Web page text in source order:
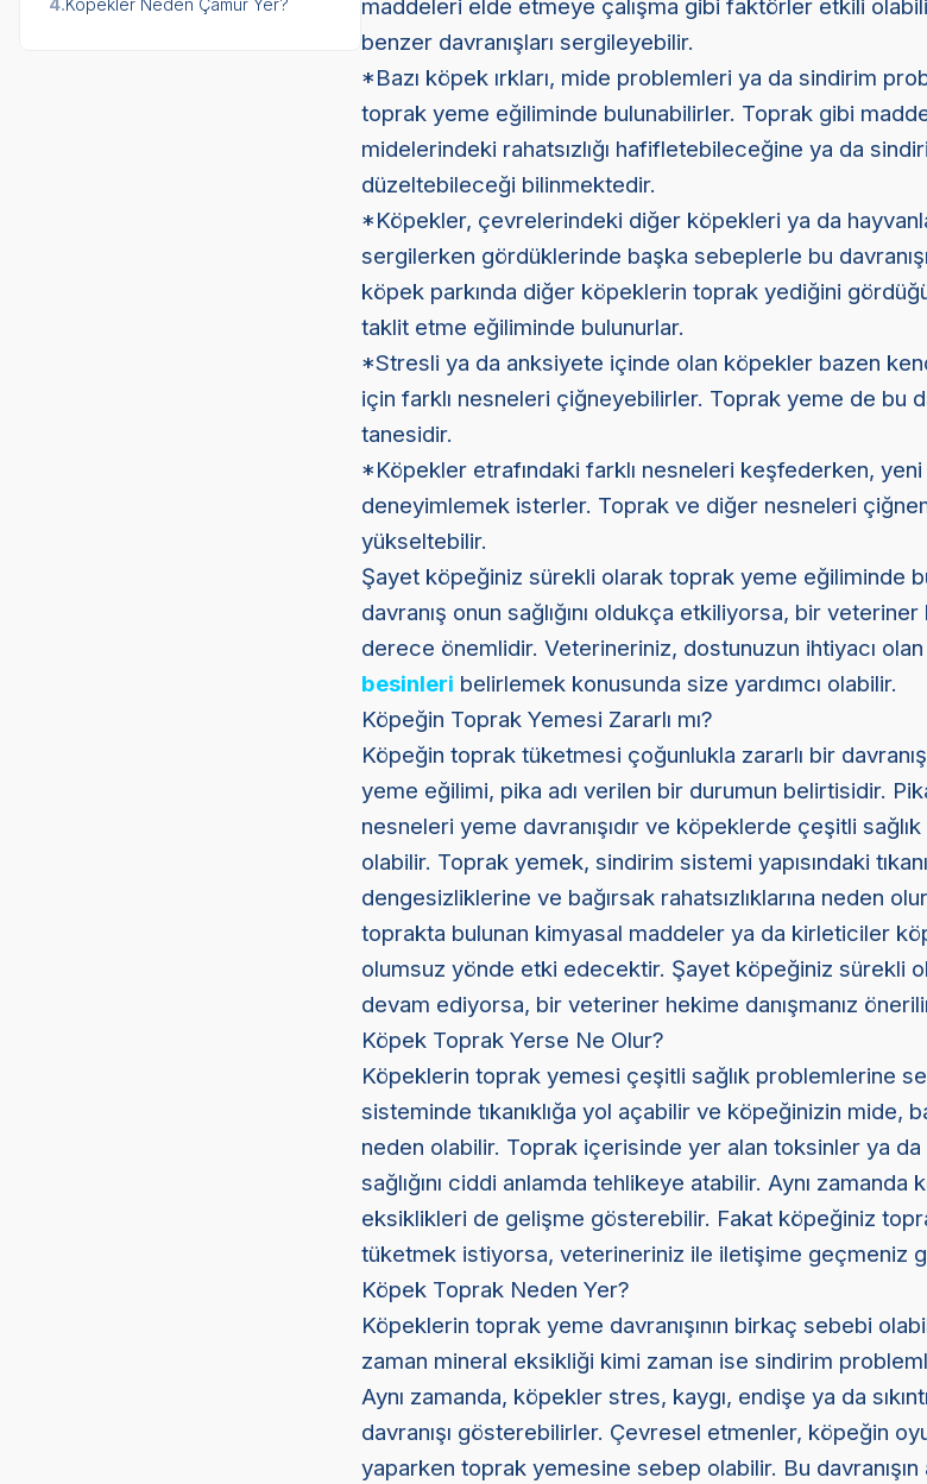
4.Köpekler Neden Çamur Yer?
maddeleri elde etmeye çalışma gibi faktörler etkili
benzer davranışları sergileyebilir.
*Bazı köpek ırkları, mide problemleri ya da sindirim
toprak yeme eğiliminde bulunabilirler. Toprak gibi
midelerindeki rahatsızlığı hafifletebileceğine ya da
düzeltebileceği bilinmektedir.
*Köpekler, çevrelerindeki diğer köpekleri ya da
sergilerken gördüklerinde başka sebeplerle bu
köpek parkında diğer köpeklerin toprak yediğini
taklit etme eğiliminde bulunurlar.
*Stresli ya da anksiyete içinde olan köpekler bazen
için farklı nesneleri çiğneyebilirler. Toprak yeme de bu
tanesidir.
*Köpekler etrafındaki farklı nesneleri keşfederken,
deneyimlemek isterler. Toprak ve diğer nesneleri
yükseltebilir.
Şayet köpeğiniz sürekli olarak toprak yeme eğiliminde
davranış onun sağlığını oldukça etkiliyorsa, bir veteriner
derece önemlidir. Veterineriniz, dostunuzun ihtiyacı olan
besinleri belirlemek konusunda size yardımcı olabilir.
Köpeğin Toprak Yemesi Zararlı mı?
Köpeğin toprak tüketmesi çoğunlukla zararlı bir
yeme eğilimi, pika adı verilen bir durumun belirtisidir.
nesneleri yeme davranışıdır ve köpeklerde çeşitli
olabilir. Toprak yemek, sindirim sistemi yapısındaki
dengesizliklerine ve bağırsak rahatsızlıklarına neden
toprakta bulunan kimyasal maddeler ya da kirleticiler
olumsuz yönde etki edecektir. Şayet köpeğiniz sürekli
devam ediyorsa, bir veteriner hekime danışmanız
Köpek Toprak Yerse Ne Olur?
Köpeklerin toprak yemesi çeşitli sağlık problemlerine
sisteminde tıkanıklığa yol açabilir ve köpeğinizin mide,
neden olabilir. Toprak içerisinde yer alan toksinler ya
sağlığını ciddi anlamda tehlikeye atabilir. Aynı zamanda
eksiklikleri de gelişme gösterebilir. Fakat köpeğiniz
tüketmek istiyorsa, veterineriniz ile iletişime geçmeniz
Köpek Toprak Neden Yer?
Köpeklerin toprak yeme davranışının birkaç sebebi
zaman mineral eksikliği kimi zaman ise sindirim
Aynı zamanda, köpekler stres, kaygı, endişe ya da
davranışı gösterebilirler. Çevresel etmenler, köpeğin
yaparken toprak yemesine sebep olabilir. Bu davranışın